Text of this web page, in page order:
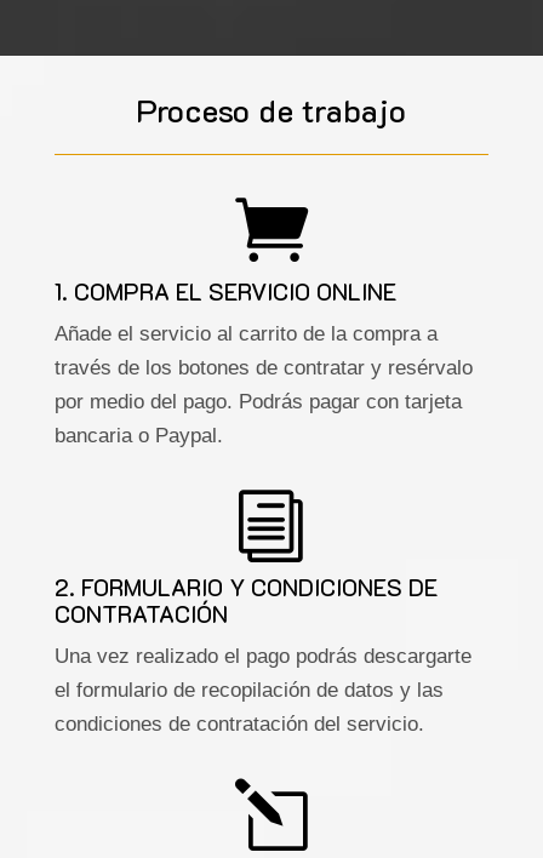
Proceso de trabajo

1. COMPRA EL SERVICIO ONLINE
Añade el servicio al carrito de la compra a
través de los botones de contratar y resérvalo
por medio del pago. Podrás pagar con tarjeta
bancaria o Paypal.
i
2. FORMULARIO Y CONDICIONES DE
CONTRATACIÓN
Una vez realizado el pago podrás descargarte
el formulario de recopilación de datos y las
condiciones de contratación del servicio.
l